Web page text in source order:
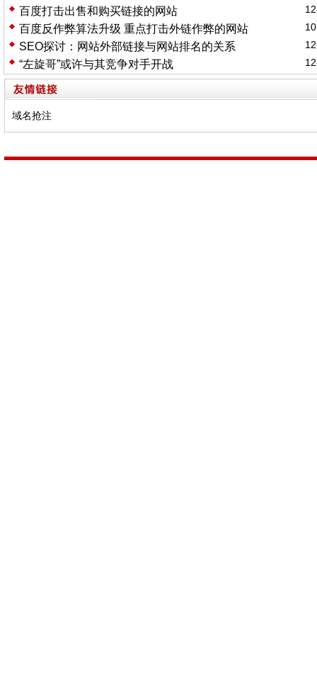
百度打击出售和购买链接的网站
百度反作弊算法升级 重点打击外链作弊的网站
SEO探讨：网站外部链接与网站排名的关系
“左旋哥”或许与其竞争对手开战
域名抢注